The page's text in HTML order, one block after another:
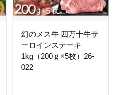
幻のメス牛 四万十牛サ
ーロインステーキ
1kg（200ｇ×5枚）26-
022